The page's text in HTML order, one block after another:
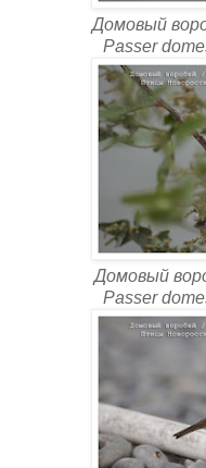
Домовый
Passer
Домовый
Passer